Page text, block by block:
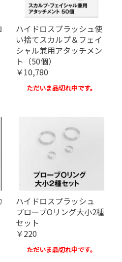
ハイドロスプラッシュ使
い捨てスカルプ＆フェイ
シャル兼用アタッチメン
ト（50個）
￥10,780
ただいま品切れ中です。
ハイドロスプラッシュ
プローブOリング大小2種
セット
￥220
ただいま品切れ中です。